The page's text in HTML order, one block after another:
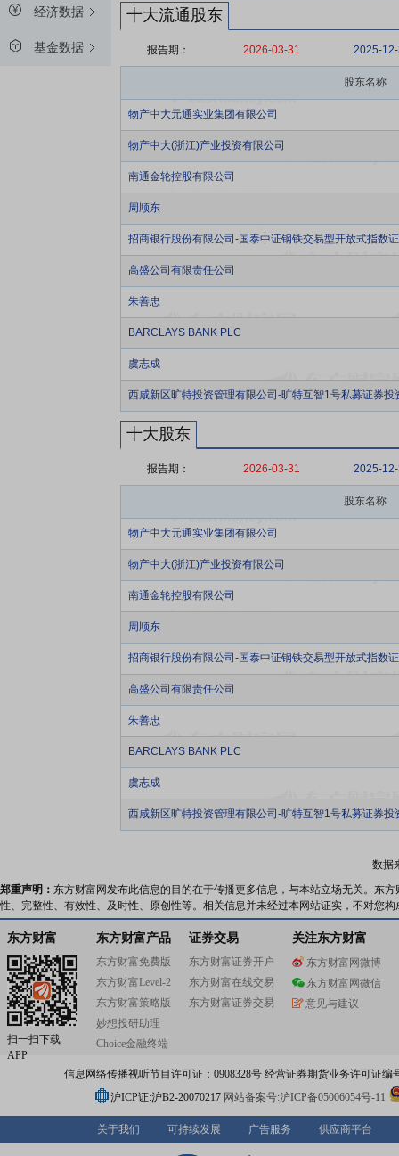
经济数据
基金数据
十大流通股东
报告期： 2026-03-31 2025-
股东名称
物产中大元通实业集团有限公司
物产中大(浙江)产业投资有限公司
南通金轮控股有限公司
周顺东
招商银行股份有限公司-国泰中证钢铁交易型开放式指数
高盛公司有限责任公司
朱善忠
BARCLAYS BANK PLC
虞志成
西咸新区旷特投资管理有限公司-旷特互智1号私募证券投
十大股东
报告期： 2026-03-31 2025-
股东名称
物产中大元通实业集团有限公司
物产中大(浙江)产业投资有限公司
南通金轮控股有限公司
周顺东
招商银行股份有限公司-国泰中证钢铁交易型开放式指数
高盛公司有限责任公司
朱善忠
BARCLAYS BANK PLC
虞志成
西咸新区旷特投资管理有限公司-旷特互智1号私募证券投
数据
郑重声明： 东方财富网发布此信息的目的在于传播更多信息，与本站立场无关。东
性、完整性、有效性、及时性、原创性等。相关信息并未经过本网站证实，不对您
东方财富
扫一扫下载
APP
东方财富产品
东方财富免费版
东方财富Level-2
东方财富策略版
妙想投研助理
Choice金融终端
证券交易
东方财富证券开户
东方财富在线交易
东方财富证券交易
关注东方财富
东方财富网微博
东方财富网微信
意见与建议
信息网络传播视听节目许可证：0908328号 经营证券期货业务许可证编
沪ICP证:沪B2-20070217 网站备案号:沪ICP备05006054号-11
关于我们 可持续发展 广告服务 供应商平台